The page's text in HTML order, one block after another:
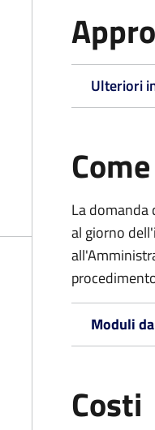
Ulteriori
La domanda
al giorno
Moduli
Costi